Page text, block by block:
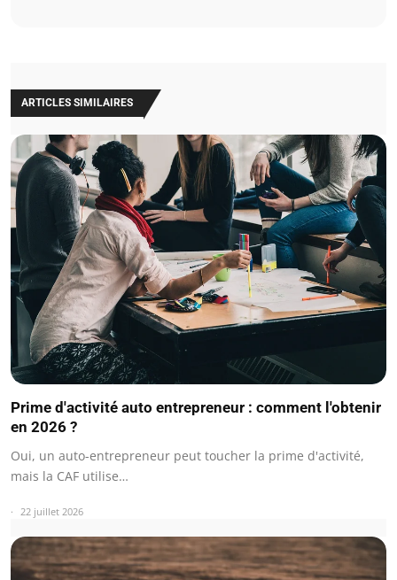
ARTICLES SIMILAIRES
Prime d'activité auto entrepreneur : comment l'obtenir
en 2026 ?
Oui, un auto-entrepreneur peut toucher la prime d'activité,
mais la CAF utilise…
22 juillet 2026